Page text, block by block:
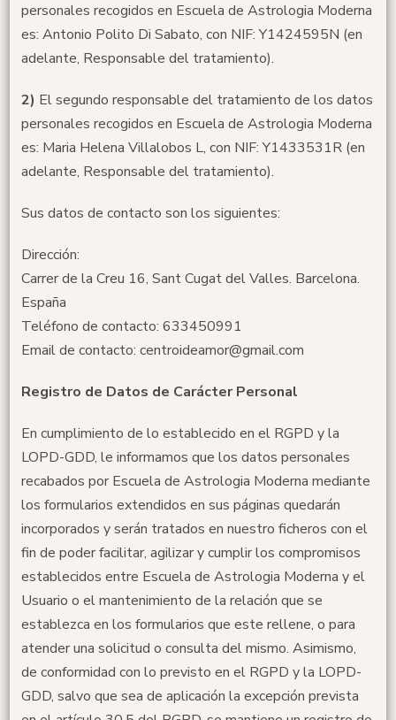
personales recogidos en Escuela de Astrologia Moderna
es: Antonio Polito Di Sabato, con NIF: Y1424595N (en
adelante, Responsable del tratamiento).
2) El segundo responsable del tratamiento de los datos
personales recogidos en Escuela de Astrologia Moderna
es: Maria Helena Villalobos L, con NIF: Y1433531R (en
adelante, Responsable del tratamiento).
Sus datos de contacto son los siguientes:
Dirección:
Carrer de la Creu 16, Sant Cugat del Valles. Barcelona.
España
Teléfono de contacto: 633450991
Email de contacto: centroideamor@gmail.com
Registro de Datos de Carácter Personal
En cumplimiento de lo establecido en el RGPD y la
LOPD-GDD, le informamos que los datos personales
recabados por Escuela de Astrologia Moderna mediante
los formularios extendidos en sus páginas quedarán
incorporados y serán tratados en nuestro ficheros con el
fin de poder facilitar, agilizar y cumplir los compromisos
establecidos entre Escuela de Astrologia Moderna y el
Usuario o el mantenimiento de la relación que se
establezca en los formularios que este rellene, o para
atender una solicitud o consulta del mismo. Asimismo,
de conformidad con lo previsto en el RGPD y la LOPD-
GDD, salvo que sea de aplicación la excepción prevista